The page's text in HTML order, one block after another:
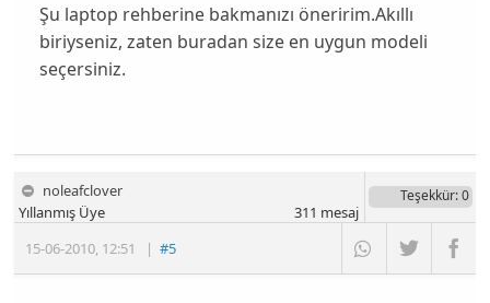
Şu laptop rehberine bakmanızı öneririm.Akıllı
biriyseniz, zaten buradan size en uygun modeli
seçersiniz.
noleafclover
15-06-2010, 12:51 |#5
Yıllanmış Üye
Teşekkür: 0
311 mesaj